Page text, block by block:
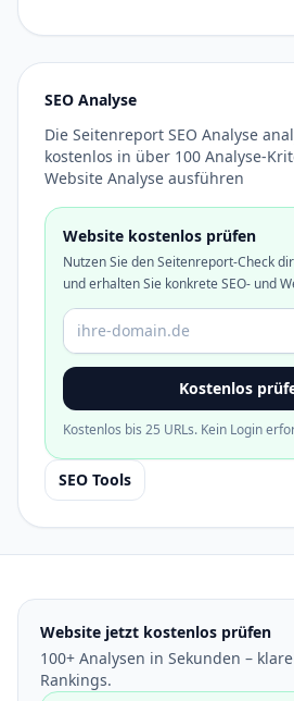
SEO Analyse
Die Seitenreport SEO Analyse
kostenlos in über 100 Analyse-
Website Analyse ausführen
Website kostenlos prüfen
Nutzen Sie den Seitenreport-Check
und erhalten Sie konkrete SEO- und
Domain oder URL
Kostenlos
Kostenlos bis 25 URLs. Kein Login
SEO Tools
Website jetzt kostenlos prüfen
100+ Analysen in Sekunden –
Rankings.